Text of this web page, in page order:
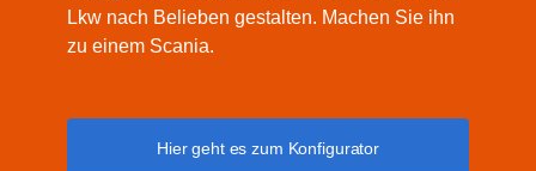
Lkw nach Belieben gestalten. Machen Sie ihn
zu einem Scania.
Hier geht es zum Konfigurator